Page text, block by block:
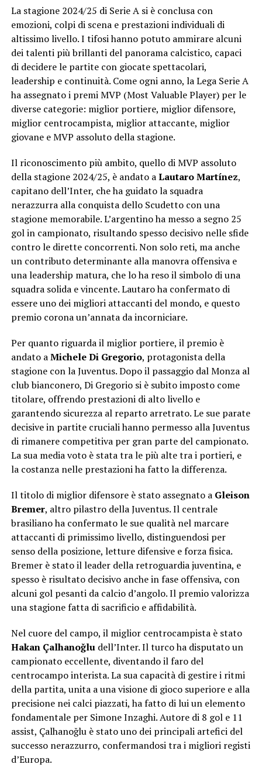
La stagione 2024/25 di Serie A si è conclusa con
emozioni, colpi di scena e prestazioni individuali di
altissimo livello. I tifosi hanno potuto ammirare alcuni
dei talenti più brillanti del panorama calcistico, capaci
di decidere le partite con giocate spettacolari,
leadership e continuità. Come ogni anno, la Lega Serie A
ha assegnato i premi MVP (Most Valuable Player) per le
diverse categorie: miglior portiere, miglior difensore,
miglior centrocampista, miglior attaccante, miglior
giovane e MVP assoluto della stagione.
Il riconoscimento più ambito, quello di MVP assoluto
della stagione 2024/25, è andato aLautaro Martínez,
capitano dell’Inter, che ha guidato la squadra
nerazzurra alla conquista dello Scudetto con una
stagione memorabile. L’argentino ha messo a segno 25
gol in campionato, risultando spesso decisivo nelle sfide
contro le dirette concorrenti. Non solo reti, ma anche
un contributo determinante alla manovra offensiva e
una leadership matura, che lo ha reso il simbolo di una
squadra solida e vincente. Lautaro ha confermato di
essere uno dei migliori attaccanti del mondo, e questo
premio corona un’annata da incorniciare.
Per quanto riguarda il miglior portiere, il premio è
andato aMichele Di Gregorio, protagonista della
stagione con la Juventus. Dopo il passaggio dal Monza al
club bianconero, Di Gregorio si è subito imposto come
titolare, offrendo prestazioni di alto livello e
garantendo sicurezza al reparto arretrato. Le sue parate
decisive in partite cruciali hanno permesso alla Juventus
di rimanere competitiva per gran parte del campionato.
La sua media voto è stata tra le più alte tra i portieri, e
la costanza nelle prestazioni ha fatto la differenza.
Il titolo di miglior difensore è stato assegnato a Gleison
Bremer, altro pilastro della Juventus. Il centrale
brasiliano ha confermato le sue qualità nel marcare
attaccanti di primissimo livello, distinguendosi per
senso della posizione, letture difensive e forza fisica.
Bremer è stato il leader della retroguardia juventina, e
spesso è risultato decisivo anche in fase offensiva, con
alcuni gol pesanti da calcio d’angolo. Il premio valorizza
una stagione fatta di sacrificio e affidabilità.
Nel cuore del campo, il miglior centrocampista è stato
Hakan Çalhanoğludell’Inter. Il turco ha disputato un
campionato eccellente, diventando il faro del
centrocampo interista. La sua capacità di gestire i ritmi
della partita, unita a una visione di gioco superiore e alla
precisione nei calci piazzati, ha fatto di lui un elemento
fondamentale per Simone Inzaghi. Autore di 8 gol e 11
assist, Çalhanoğlu è stato uno dei principali artefici del
successo nerazzurro, confermandosi tra i migliori registi
d’Europa.